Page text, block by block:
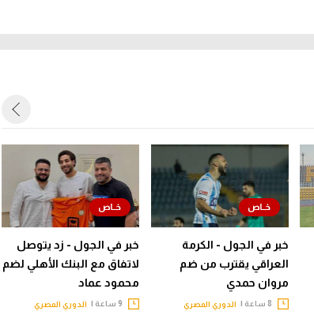
خبر في الجول - الكرمة
العراقي يقترب من ضم
مروان حمدي
الدوري المصري
خبر في الجول - زد يتوصل
لاتفاق مع البنك الأهلي لضم
محمود عماد
الدوري المصري